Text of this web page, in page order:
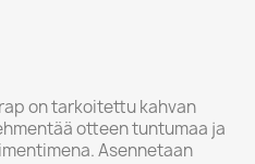
on tarkoitettu kahvan
otteen tuntumaa ja
Asennetaan